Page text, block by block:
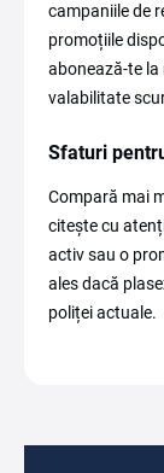
campaniile de
promoțiile
abonează-te la
valabilitate
Sfaturi
Compară mai
citește cu
activ sau o
ales dacă
poliței actuale.